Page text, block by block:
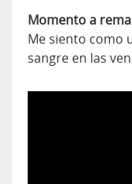
Momento a
Me siento como
sangre en las